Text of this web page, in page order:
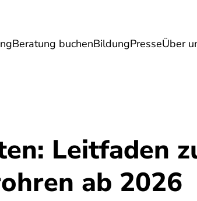
Beratung buchenBildungPresseÜber
Energie Reise
Leitfaden
ab 2026